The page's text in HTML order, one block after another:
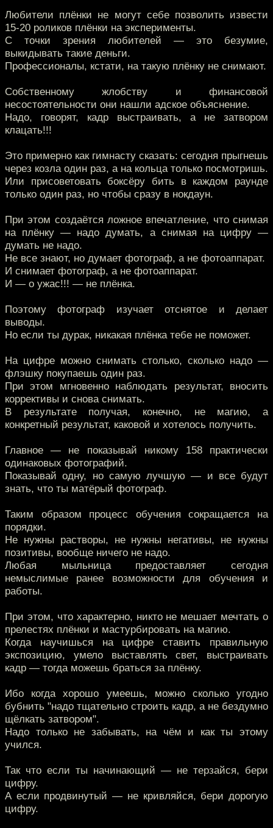
Любители плёнки не могут себе позволить извести
15-20 роликов плёнки на эксперименты.
С точки зрения любителей — это безумие,
выкидывать такие деньги.
Профессионалы, кстати, на такую плёнку не снимают.
Собственному жлобству и финансовой
несостоятельности они нашли адское объяснение.
Надо, говорят, кадр выстраивать, а не затвором
клацать!!!
Это примерно как гимнасту сказать: сегодня прыгнешь
через козла один раз, а на кольца только посмотришь.
Или присоветовать боксёру бить в каждом раунде
только один раз, но чтобы сразу в нокдаун.
При этом создаётся ложное впечатление, что снимая
на плёнку — надо думать, а снимая на цифру —
думать не надо.
Не все знают, но думает фотограф, а не фотоаппарат.
И снимает фотограф, а не фотоаппарат.
И — о ужас!!! — не плёнка.
Поэтому фотограф изучает отснятое и делает
выводы.
Но если ты дурак, никакая плёнка тебе не поможет.
На цифре можно снимать столько, сколько надо —
флэшку покупаешь один раз.
При этом мгновенно наблюдать результат, вносить
коррективы и снова снимать.
В результате получая, конечно, не магию, а
конкретный результат, каковой и хотелось получить.
Главное — не показывай никому 158 практически
одинаковых фотографий.
Показывай одну, но самую лучшую — и все будут
знать, что ты матёрый фотограф.
Таким образом процесс обучения сокращается на
порядки.
Не нужны растворы, не нужны негативы, не нужны
позитивы, вообще ничего не надо.
Любая мыльница предоставляет сегодня
немыслимые ранее возможности для обучения и
работы.
При этом, что характерно, никто не мешает мечтать о
прелестях плёнки и мастурбировать на магию.
Когда научишься на цифре ставить правильную
экспозицию, умело выставлять свет, выстраивать
кадр — тогда можешь браться за плёнку.
Ибо когда хорошо умеешь, можно сколько угодно
бубнить "надо тщательно строить кадр, а не бездумно
щёлкать затвором".
Надо только не забывать, на чём и как ты этому
учился.
Так что если ты начинающий — не терзайся, бери
цифру.
А если продвинутый — не кривляйся, бери дорогую
цифру.